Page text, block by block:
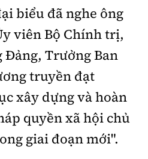
biểu đã nghe ông
viên Bộ Chính trị,
Trưởng Ban
truyền đạt
xây dựng và hoàn
quyền xã hội chủ
giai đoạn mới".